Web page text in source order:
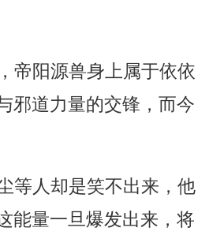
帝阳源兽身上属于依依
邪道力量的交锋，而今
等人却是笑不出来，他
能量一旦爆发出来，将